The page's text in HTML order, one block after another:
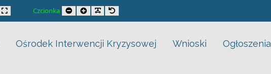
layout
Wide layoutCzcionka Smaller Font
Larger Font
Readable Font
Default Font
Ośrodek Interwencji Kryzysowej Wnioski Ogłoszenia